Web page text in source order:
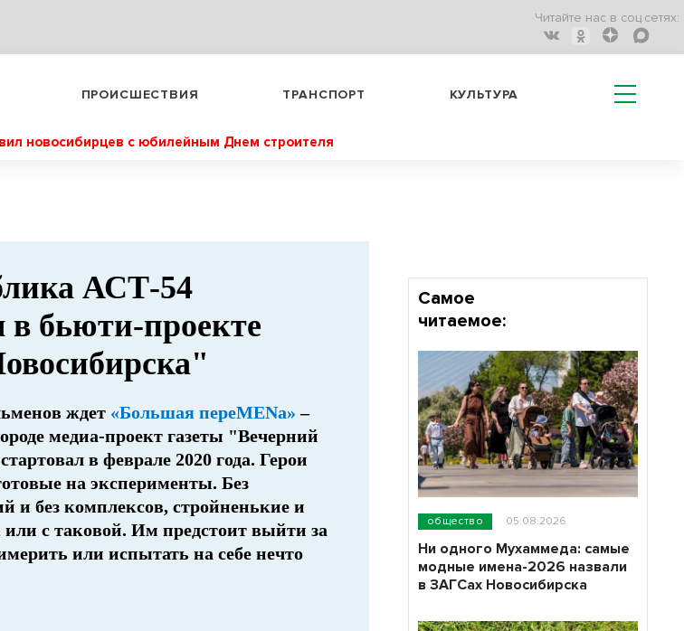
Читайте нас в соц.сетях:
ПРОИСШЕСТВИЯ ТРАНСПОРТ КУЛЬТУРА
новосибирцев с юбилейным Днем строителя
АСТ-54
в бьюти-проекте
ждет «Большая переMENa» –
медиа-проект газеты "Вечерний
в феврале 2020 года. Герои
на эксперименты. Без
и без комплексов, стройненькие и
или с таковой. Им предстоит выйти за
или испытать на себе нечто
Самое
читаемое:
общество 05.08.2026
Ни одного Мухаммеда: самые
модные имена-2026 назвали
в ЗАГСах Новосибирска